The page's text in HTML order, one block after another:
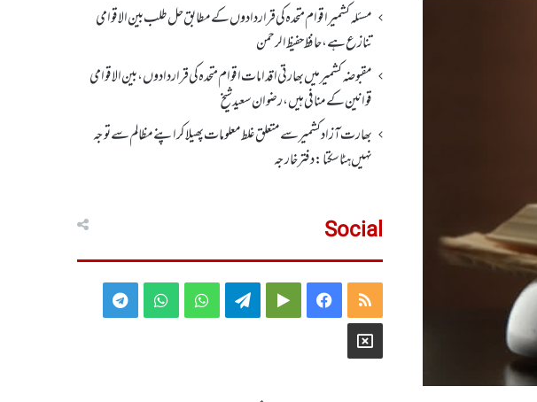
مسئلہ کشمیر اقوام متحدہ کی قراردادوں کے مطابق حل طلب بین الاقوامی
تنازع ہے، حافظ حفیظ الرحمن
مقبوضہ کشمیر میں بھارتی اقدامات اقوام متحدہ کی قراردادوں، بین الاقوامی
قوانین کے منافی ہیں،رضوان سعید شیخ
بھارت آزاد کشمیر سے متعلق غلط معلومات پھیلا کر اپنے مظالم سے توجہ
نہیں ہٹا سکتا: دفتر خارجہ
Social
RSS
Facebook
Google
Telegram
WhatsApp
WhatsApp
Telegram
X